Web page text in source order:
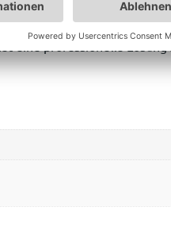
eine professionelle